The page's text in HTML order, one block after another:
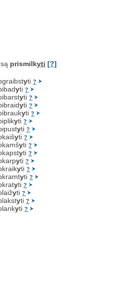
prismilkyti [?]
yti?
yti?
yti?
yti?
yti?
yti?
yti?
yti?
yti?
yti?
yti?
yti?
yti?
yti?
yti?
yti?
yti?